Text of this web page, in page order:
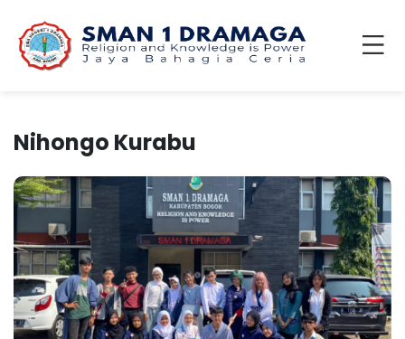
Nihongo Kurabu